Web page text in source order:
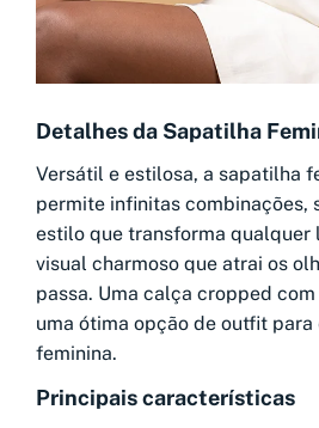
Detalhes da Sapatilha
Versátil e estilosa, a sapatilha
permite infinitas combinações,
estilo que transforma qualquer
visual charmoso que atrai os
passa. Uma calça cropped
uma ótima opção de outfit para
feminina.
Principais características